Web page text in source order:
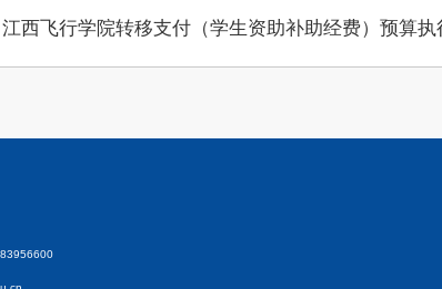
西飞行学院转移支付（学生资助补助经费）预算